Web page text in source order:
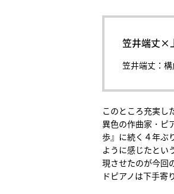
笠井端丈×
笠井端丈：
このところ充実し
異色の作曲家・ピ
歩』に続く４年ぶ
ように感じたとい
現させたのが今回
ドピアノは下手寄